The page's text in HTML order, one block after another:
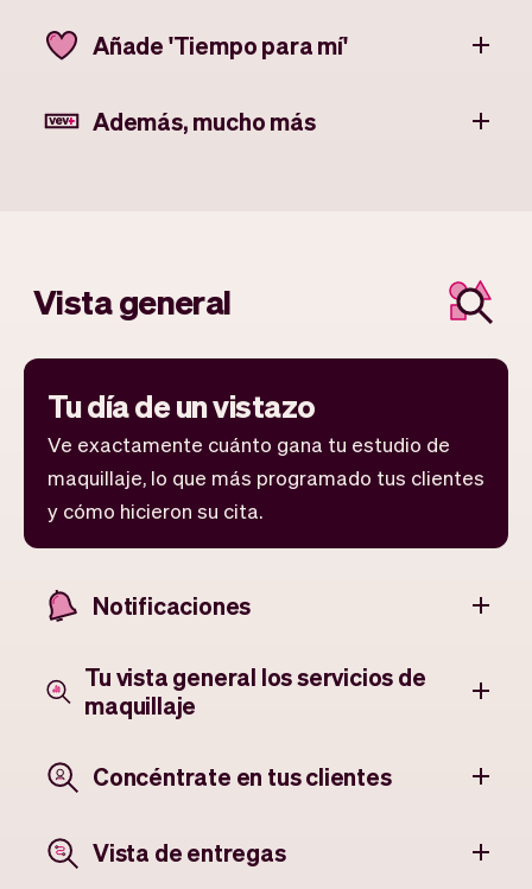
Añade 'Tiempo para mí'
Además, mucho más
Vista general
Tu día de un vistazo
Ve exactamente cuánto gana tu estudio de
maquillaje, lo que más programado tus clientes
y cómo hicieron su cita.
Notificaciones
Tu vista general los servicios de
maquillaje
Concéntrate en tus clientes
Vista de entregas